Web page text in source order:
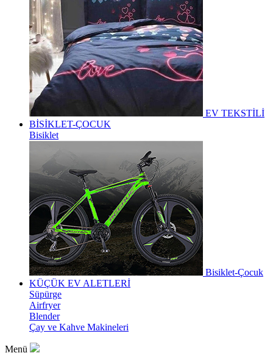
EV TEKSTİLİ
BİSİKLET-ÇOCUK
Bisiklet
Bisiklet-Çocuk
KÜÇÜK EV ALETLERİ
Süpürge
Airfryer
Blender
Çay ve Kahve Makineleri
Menü